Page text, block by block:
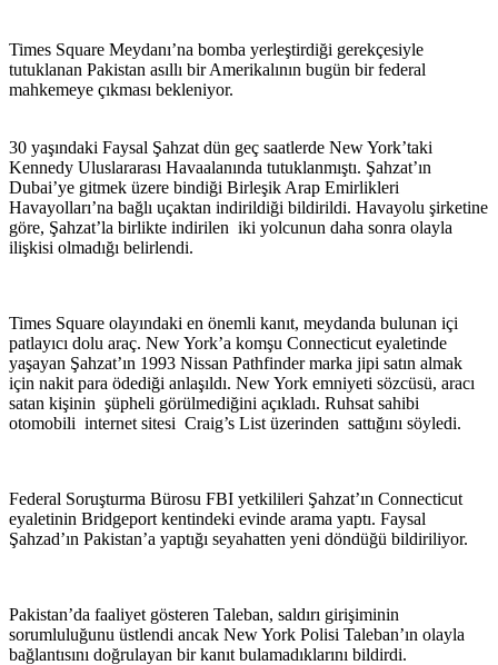
Times Square Meydanı’na bomba yerleştirdiği gerekçesiyle
tutuklanan Pakistan asıllı bir Amerikalının bugün bir federal
mahkemeye çıkması bekleniyor.
30 yaşındaki Faysal Şahzat dün geç saatlerde New York’taki
Kennedy Uluslararası Havaalanında tutuklanmıştı. Şahzat’ın
Dubai’ye gitmek üzere bindiği Birleşik Arap Emirlikleri
Havayolları’na bağlı uçaktan indirildiği bildirildi. Havayolu şirketine
göre, Şahzat’la birlikte indirilen iki yolcunun daha sonra olayla
ilişkisi olmadığı belirlendi.
Times Square olayındaki en önemli kanıt, meydanda bulunan içi
patlayıcı dolu araç. New York’a komşu Connecticut eyaletinde
yaşayan Şahzat’ın 1993 Nissan Pathfinder marka jipi satın almak
için nakit para ödediği anlaşıldı. New York emniyeti sözcüsü, aracı
satan kişinin şüpheli görülmediğini açıkladı. Ruhsat sahibi
otomobili internet sitesi Craig’s List üzerinden sattığını söyledi.
Federal Soruşturma Bürosu FBI yetkilileri Şahzat’ın Connecticut
eyaletinin Bridgeport kentindeki evinde arama yaptı. Faysal
Şahzad’ın Pakistan’a yaptığı seyahatten yeni döndüğü bildiriliyor.
Pakistan’da faaliyet gösteren Taleban, saldırı girişiminin
sorumluluğunu üstlendi ancak New York Polisi Taleban’ın olayla
bağlantısını doğrulayan bir kanıt bulamadıklarını bildirdi.